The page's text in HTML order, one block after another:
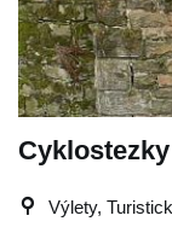
Výlety,